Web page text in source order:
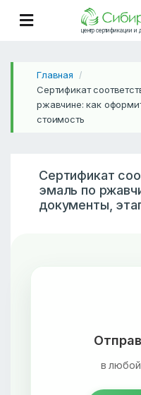
центр сертификации и
Главная /
Сертификат
ржавчине: как
стоимость
Сертификат
эмаль по
документы,
в